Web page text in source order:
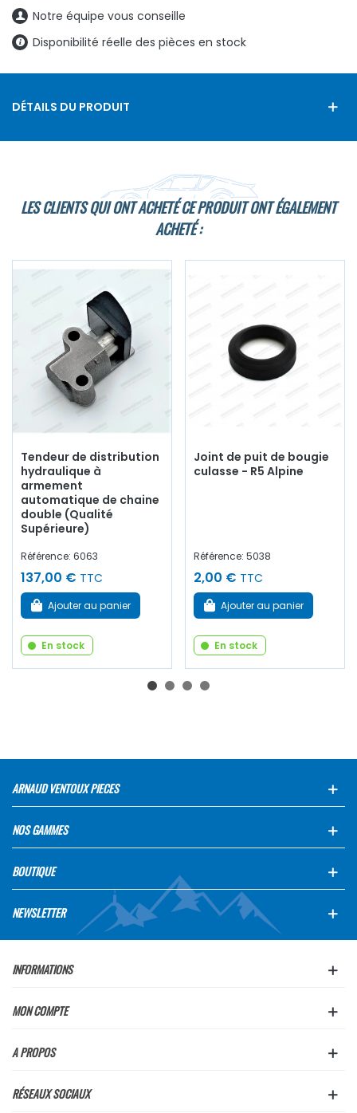
Notre équipe vous conseille
Disponibilité réelle des pièces en stock
DÉTAILS DU PRODUIT
LES CLIENTS QUI ONT ACHETÉ CE PRODUIT ONT ÉGALEMENT
ACHETÉ :
Tendeur de distribution
hydraulique à
armement
automatique de chaine
double (Qualité
Supérieure)
Référence: 6063
137,00 € TTC
Ajouter au panier
En stock
Joint de puit de bougie
culasse - R5 Alpine
Référence: 5038
2,00 € TTC
Ajouter au panier
En stock
ARNAUD VENTOUX PIECES
NOS GAMMES
BOUTIQUE
NEWSLETTER
INFORMATIONS
MON COMPTE
A PROPOS
RÉSEAUX SOCIAUX